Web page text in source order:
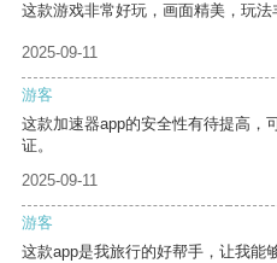
这款游戏非常好玩，画面精美，玩法
2025-09-11
游客
这款加速器app的安全性有待提高，
证。
2025-09-11
游客
这款app是我旅行的好帮手，让我能